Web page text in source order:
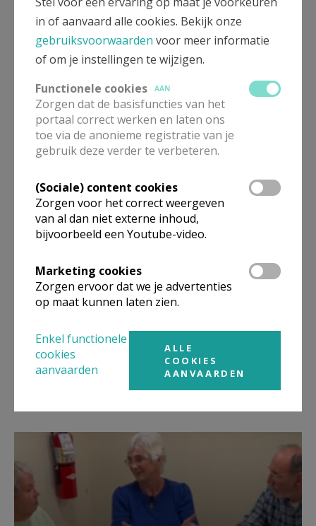
Beroepsvereniging Zorgpastores
Lanceringsavond boek Zeven
kruiswoorden
in of aanvaard alle cookies. Bekijk onze
gebruiksvoorwaarden voor meer informatie
of om je instellingen te wijzigen.
Functionele cookies
AAN
Zorgen dat de basisfuncties van het
portaal correct werken en laten ons
toe via de anonieme registratie van je
gebruik deze verder te verbeteren.
(Sociale) content cookies
Zorgen voor het correct weergeven
van al dan niet externe inhoud,
bijvoorbeeld een Youtube-video.
Marketing cookies
Zorgen ervoor dat we je advertenties
op maat kunnen laten zien.
Enkel functionele
cookies
aanvaarden
ALLE
COOKIES
AANVAARDEN